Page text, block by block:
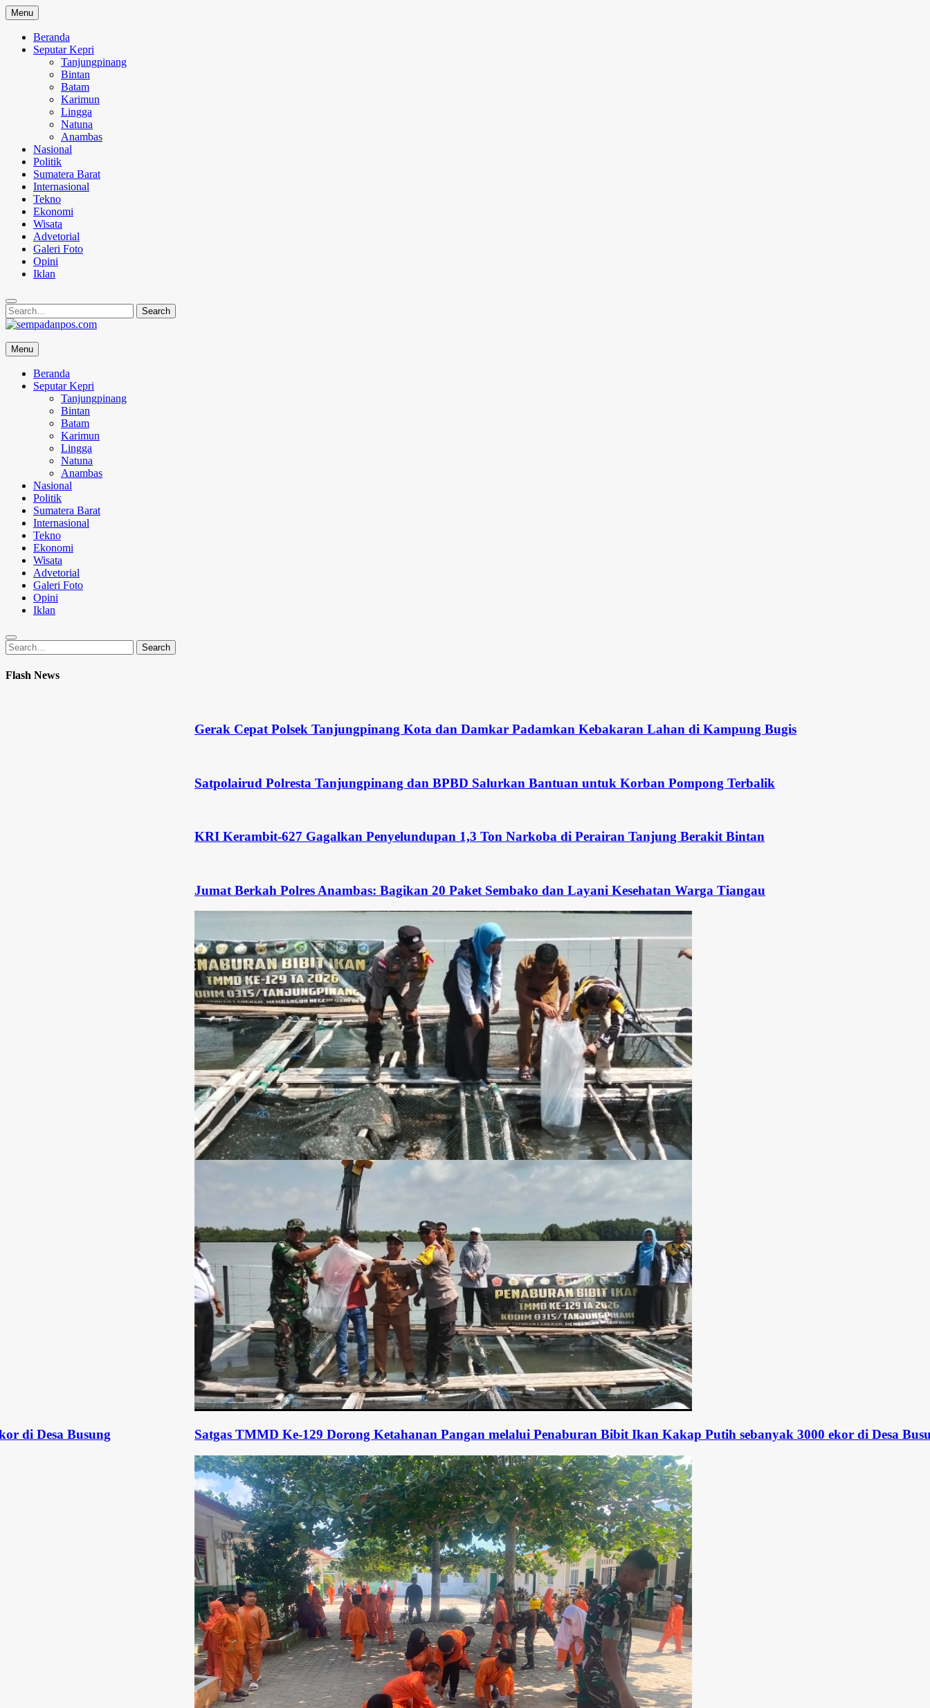
Skip
to
content
Menu
Beranda
Seputar Kepri
Tanjungpinang
Bintan
Batam
Karimun
Lingga
Natuna
Anambas
Nasional
Politik
Sumatera Barat
Internasional
Tekno
Ekonomi
Wisata
Advetorial
Galeri Foto
Opini
Iklan
Search
for:
Search
sempadanpos.com
Menyampaikan Berita Dengan Analisa
Menu
Beranda
Seputar Kepri
Tanjungpinang
Bintan
Batam
Karimun
Lingga
Natuna
Anambas
Nasional
Politik
Sumatera Barat
Internasional
Tekno
Ekonomi
Wisata
Advetorial
Galeri Foto
Opini
Iklan
Search
for:
Search
Flash News
Gerak Cepat Polsek Tanjungpinang Kota dan Damkar Padamkan Kebakaran Lahan di Kampung Bugis
Satpolairud Polresta Tanjungpinang dan BPBD Salurkan Bantuan untuk Korban Pompong Terbalik
KRI Kerambit-627 Gagalkan Penyelundupan 1,3 Ton Narkoba di Perairan Tanjung Berakit Bintan
Jumat Berkah Polres Anambas: Bagikan 20 Paket Sembako dan Layani Kesehatan Warga Tiangau
Satgas TMMD Ke-129 Dorong Ketahanan Pangan melalui Penaburan Bibit Ikan Kakap Putih sebanyak 3000 ekor di Desa Busung